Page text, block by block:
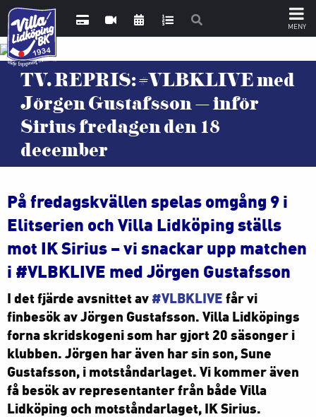
TV. REPRIS: #VLBKLIVE med
Jörgen Gustafsson – inför
Sirius fredagen den 18
december
På fredagskvällen spelas omgång 9 i
Elitserien och Villa Lidköping ställs
mot IK Sirius – vi snackar upp matchen
i #VLBKLIVE med Jörgen Gustafsson
I det fjärde avsnittet av #VLBKLIVE får vi
finbesök av Jörgen Gustafsson. Villa Lidköpings
forna skridskogeni som har gjort 20 säsonger i
klubben. Jörgen har även har sin son, Sune
Gustafsson, i motståndarlaget. Vi kommer även
få besök av representanter från både Villa
Lidköping och motståndarlaget, IK Sirius.